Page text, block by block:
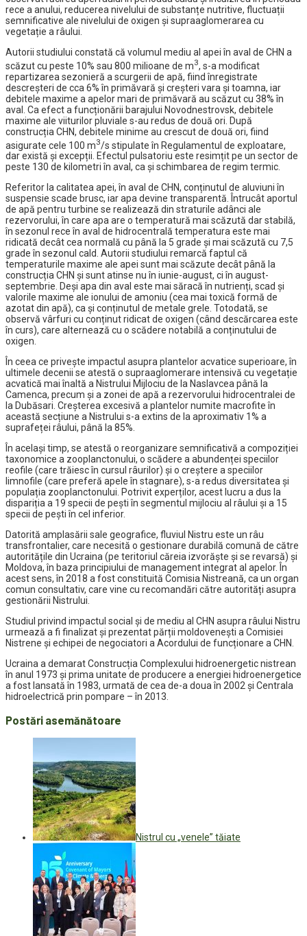
rece a anului, reducerea nivelului de substanțe nutritive, fluctuații
semnificative ale nivelului de oxigen și supraaglomerarea cu
vegetație a râului.
Autorii studiului constată că volumul mediu al apei în aval de CHN a
scăzut cu peste 10% sau 800 milioane de m3, s-a modificat
repartizarea sezonieră a scurgerii de apă, fiind înregistrate
descreșteri de cca 6% în primăvară și creșteri vara și toamna, iar
debitele maxime a apelor mari de primăvară au scăzut cu 38% în
aval. Ca efect a funcționării barajului Novodnestrovsk, debitele
maxime ale viiturilor pluviale s-au redus de două ori. După
construcția CHN, debitele minime au crescut de două ori, fiind
asigurate cele 100 m3/s stipulate în Regulamentul de exploatare,
dar există și excepții. Efectul pulsatoriu este resimțit pe un sector de
peste 130 de kilometri în aval, ca și schimbarea de regim termic.
Referitor la calitatea apei, în aval de CHN, conținutul de aluviuni în
suspensie scade brusc, iar apa devine transparentă. Întrucât aportul
de apă pentru turbine se realizează din straturile adânci ale
rezervorului, în care apa are o temperatură mai scăzută dar stabilă,
în sezonul rece în aval de hidrocentrală temperatura este mai
ridicată decât cea normală cu până la 5 grade și mai scăzută cu 7,5
grade în sezonul cald. Autorii studiului remarcă faptul că
temperaturile maxime ale apei sunt mai scăzute decât până la
construcția CHN și sunt atinse nu în iunie-august, ci în august-
septembrie. Deși apa din aval este mai săracă în nutrienți, scad și
valorile maxime ale ionului de amoniu (cea mai toxică formă de
azotat din apă), ca și conținutul de metale grele. Totodată, se
observă vârfuri cu conținut ridicat de oxigen (când descărcarea este
în curs), care alternează cu o scădere notabilă a conținutului de
oxigen.
În ceea ce privește impactul asupra plantelor acvatice superioare, în
ultimele decenii se atestă o supraaglomerare intensivă cu vegetație
acvatică mai înaltă a Nistrului Mijlociu de la Naslavcea până la
Camenca, precum și a zonei de apă a rezervorului hidrocentralei de
la Dubăsari. Creșterea excesivă a plantelor numite macrofite în
această secțiune a Nistrului s-a extins de la aproximativ 1% a
suprafeței râului, până la 85%.
În același timp, se atestă o reorganizare semnificativă a compoziției
taxonomice a zooplanctonului, o scădere a abundenței speciilor
reofile (care trăiesc în cursul râurilor) și o creștere a speciilor
limnofile (care preferă apele în stagnare), s-a redus diversitatea și
populația zooplanctonului. Potrivit experților, acest lucru a dus la
dispariția a 19 specii de pești în segmentul mijlociu al râului și a 15
specii de pești în cel inferior.
Datorită amplasării sale geografice, fluviul Nistru este un râu
transfrontalier, care necesită o gestionare durabilă comună de către
autoritățile din Ucraina (pe teritoriul căreia izvorăște și se revarsă) și
Moldova, în baza principiului de management integrat al apelor. În
acest sens, în 2018 a fost constituită Comisia Nistreană, ca un organ
comun consultativ, care vine cu recomandări către autorități asupra
gestionării Nistrului.
Studiul privind impactul social și de mediu al CHN asupra râului Nistru
urmează a fi finalizat și prezentat părții moldovenești a Comisiei
Nistrene și echipei de negociatori a Acordului de funcționare a CHN.
Ucraina a demarat Construcția Complexului hidroenergetic nistrean
în anul 1973 și prima unitate de producere a energiei hidroenergetice
a fost lansată în 1983, urmată de cea de-a doua în 2002 și Centrala
hidroelectrică prin pompare – în 2013.
Postări asemănătoare
Nistrul cu „venele” tăiate